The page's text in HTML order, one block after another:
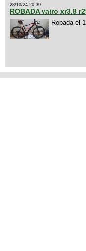
28/10/24 20:39
ROBADA vairo xr3.8
Robada el